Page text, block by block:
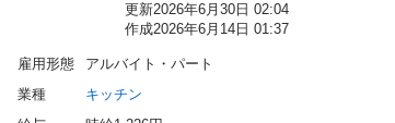
更新2026年6月30日 02:04
作成2026年6月14日 01:37
雇用形態
アルバイト・パート
業種
キッチン